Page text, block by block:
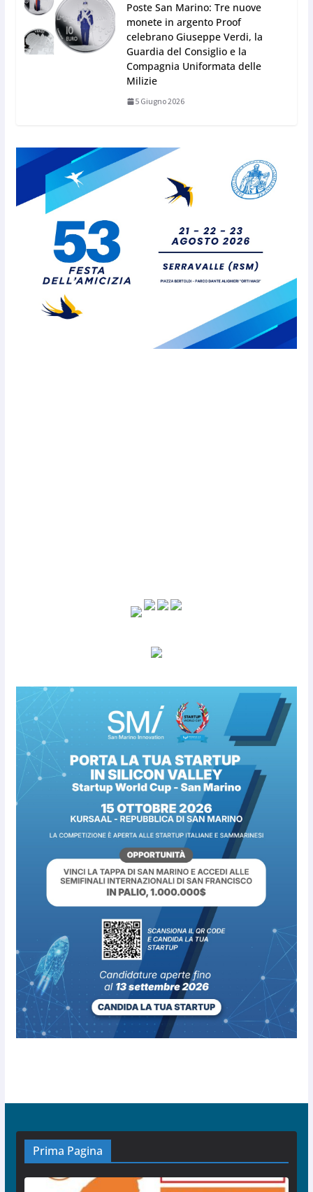
Poste San Marino: Tre nuove
monete in argento Proof
celebrano Giuseppe Verdi, la
Guardia del Consiglio e la
Compagnia Uniformata delle
Milizie
5 Giugno 2026
Prima Pagina